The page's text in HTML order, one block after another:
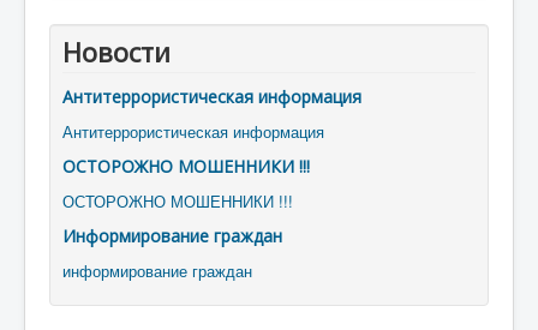
Новости
Антитеррористическая информация
Антитеррористическая информация
ОСТОРОЖНО МОШЕННИКИ !!!
ОСТОРОЖНО МОШЕННИКИ !!!
Информирование граждан
информирование граждан